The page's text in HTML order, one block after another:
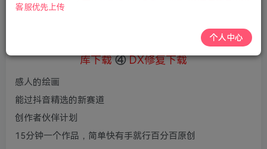
③ 游戏运行
库下载 ④ DX修复下载
感人的绘画
能过抖音精选的新赛道
创作者伙伴计划
15分钟一个作品，简单快有手就行百分百原创
客服优先上传
个人中心